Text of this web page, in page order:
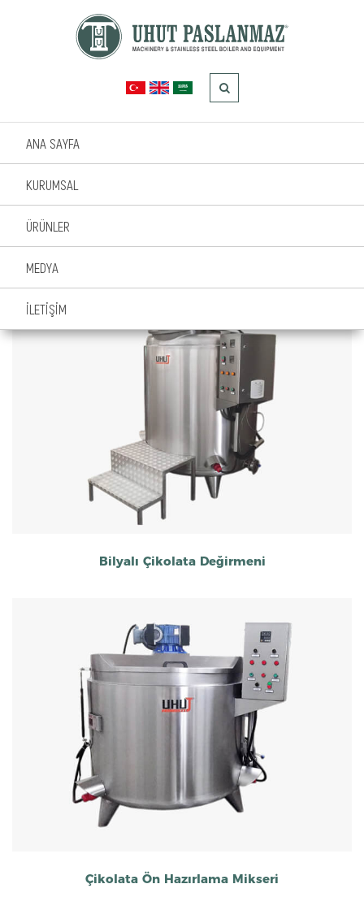
ANA SAYFA
KURUMSAL
ÜRÜNLER
MEDYA
İLETİŞİM
KREM ÇİKOLATA
Bilyalı Çikolata Değirmeni
Çikolata Ön Hazırlama Mikseri